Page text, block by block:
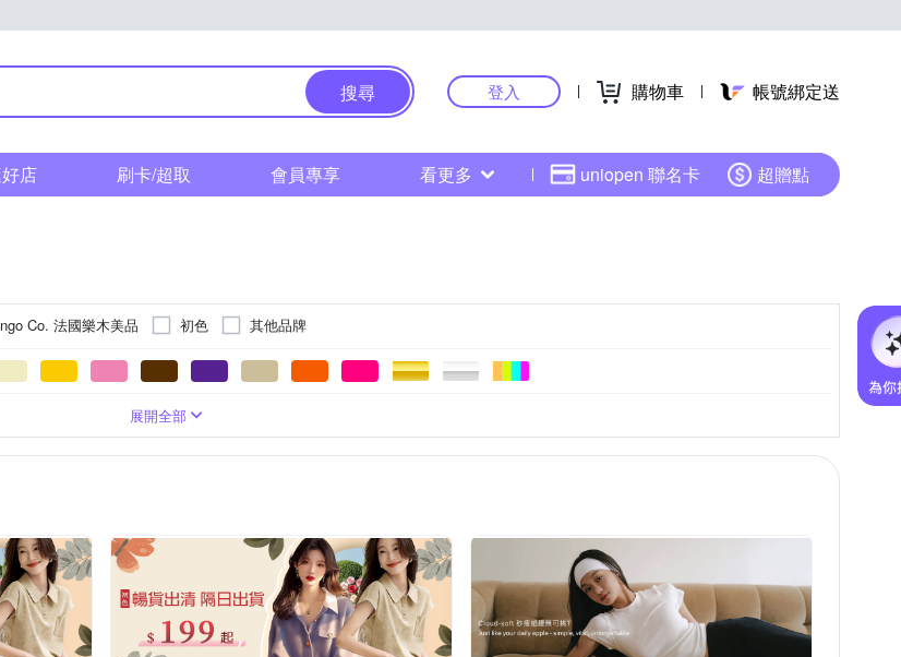
搜尋 登入 購物車 帳號綁定送
店 刷卡/超取 會員專享 看更多 uniopen 聯名卡 超贈點
Co. 法國樂木美品 初色 其他品牌
5XL Free
裙套裝
條紋長版
展開全部